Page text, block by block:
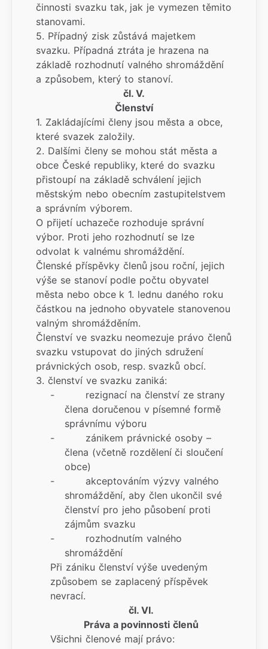
činnosti svazku tak, jak je vymezen těmito
stanovami.
5. Případný zisk zůstává majetkem
svazku. Případná ztráta je hrazena na
základě rozhodnutí valného shromáždění
a způsobem, který to stanoví.
čl. V.
Členství
1. Zakládajícími členy jsou města a obce,
které svazek založily.
2. Dalšími členy se mohou stát města a
obce České republiky, které do svazku
přistoupí na základě schválení jejich
městským nebo obecním zastupitelstvem
a správním výborem.
O přijetí uchazeče rozhoduje správní
výbor. Proti jeho rozhodnutí se lze
odvolat k valnému shromáždění.
Členské příspěvky členů jsou roční, jejich
výše se stanoví podle počtu obyvatel
města nebo obce k 1. lednu daného roku
částkou na jednoho obyvatele stanovenou
valným shromážděním.
Členství ve svazku neomezuje právo členů
svazku vstupovat do jiných sdružení
právnických osob, resp. svazků obcí.
3. členství ve svazku zaniká:
- rezignací na členství ze strany
člena doručenou v písemné formě
správnímu výboru
- zánikem právnické osoby –
člena (včetně rozdělení či sloučení
obce)
- akceptováním výzvy valného
shromáždění, aby člen ukončil své
členství pro jeho působení proti
zájmům svazku
- rozhodnutím valného
shromáždění
Při zániku členství výše uvedeným
způsobem se zaplacený příspěvek
nevrací.
čl. VI.
Práva a povinnosti členů
Všichni členové mají právo: